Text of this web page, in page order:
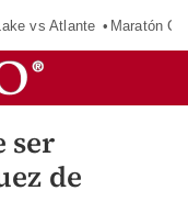
vs Atlante Maratón
ser
de